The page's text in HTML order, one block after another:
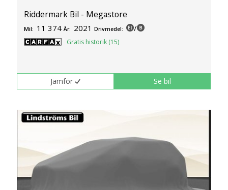
Riddermark Bil - Megastore
Mil: 11 374 År: 2021 Drivmedel: /
Gratis historik (15)
Jämför Se bil